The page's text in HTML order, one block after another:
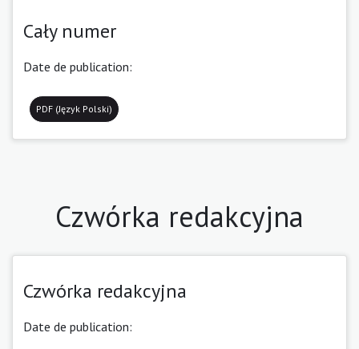
Cały numer
Date de publication:
PDF (Język Polski)
Czwórka redakcyjna
Czwórka redakcyjna
Date de publication: